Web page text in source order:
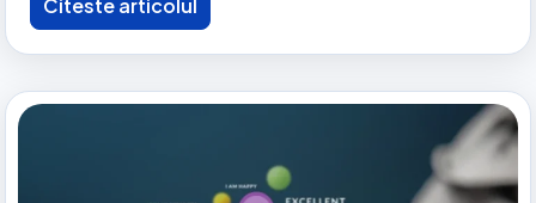
Citeste articolul